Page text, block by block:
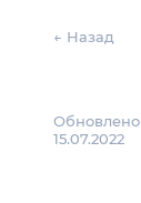
← Назад
Обновлено
15.07.2022